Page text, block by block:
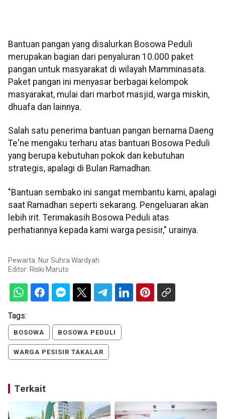
Bantuan pangan yang disalurkan Bosowa Peduli
merupakan bagian dari penyaluran 10.000 paket
pangan untuk masyarakat di wilayah Mamminasata.
Paket pangan ini menyasar berbagai kelompok
masyarakat, mulai dari marbot masjid, warga miskin,
dhuafa dan lainnya.
Salah satu penerima bantuan pangan bernama Daeng
Te'ne mengaku terharu atas bantuan Bosowa Peduli
yang berupa kebutuhan pokok dan kebutuhan
strategis, apalagi di Bulan Ramadhan.
"Bantuan sembako ini sangat membantu kami, apalagi
saat Ramadhan seperti sekarang. Pengeluaran akan
lebih irit. Terimakasih Bosowa Peduli atas
perhatiannya kepada kami warga pesisir," urainya.
Pewarta: Nur Suhra Wardyah
Editor: Riski Maruto
Tags:
BOSOWA BOSOWA PEDULI
WARGA PESISIR TAKALAR
Terkait